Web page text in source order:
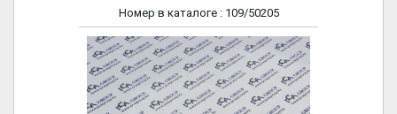
Номер в каталоге : 109/50205